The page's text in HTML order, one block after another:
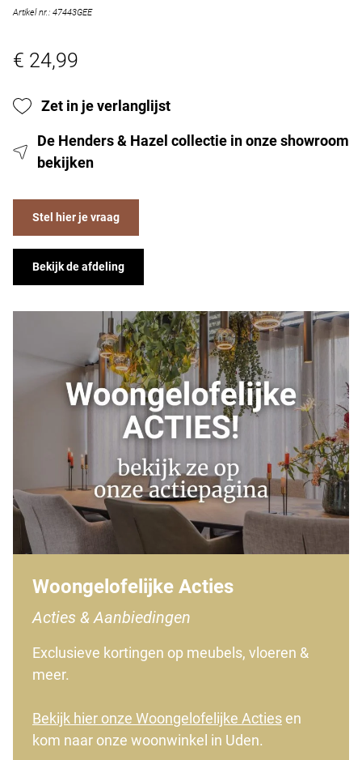
Artikel nr.: 47443GEE
€ 24,99
Zet in je verlanglijst
De Henders & Hazel collectie in onze showroom
bekijken
Stel hier je vraag
Bekijk de afdeling
Woongelofelijke Acties
Acties & Aanbiedingen
Exclusieve kortingen op meubels, vloeren &
meer.
Bekijk hier onze Woongelofelijke Acties en
kom naar onze woonwinkel in Uden.